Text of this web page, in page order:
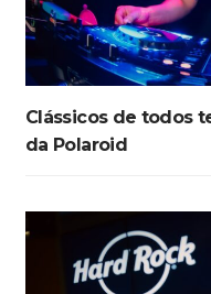
Clássicos de todos
da Polaroid